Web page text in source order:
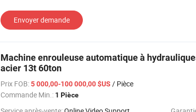
Envoyer demande
Machine enrouleuse automatique à
acier 13t 60ton
Prix FOB:5 000,00-100 000,00 $US / Pièce
Commande Min.: 1 Pièce